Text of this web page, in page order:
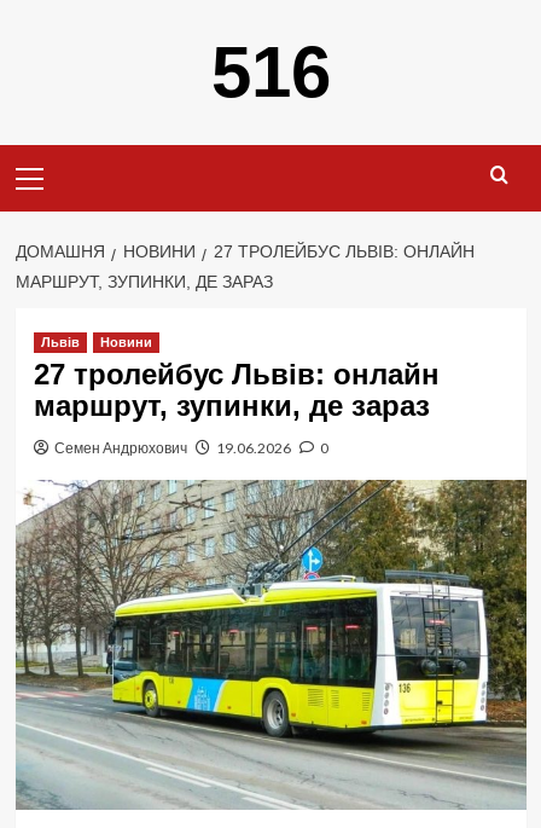
516
Menu
ДОМАШНЯ НОВИНИ
27 ТРОЛЕЙБУС ЛЬВІВ: ОНЛАЙН
МАРШРУТ, ЗУПИНКИ, ДЕ ЗАРАЗ
Львів Новини
27 тролейбус Львів: онлайн
маршрут, зупинки, де зараз
Семен Андрюхович 19.06.2026 0